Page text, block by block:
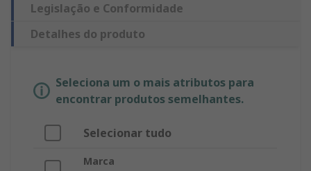
Legislação e Conformidade
Detalhes do produto
Seleciona um o mais atributos para
encontrar produtos semelhantes.
Selecionar tudo
Marca